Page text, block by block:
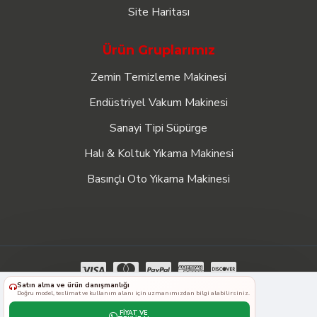
Satın alma ve ürün danışmanlığı
Doğru model, teslimat ve kullanım alanı için uzmanımızdan bilgi alabilirsiniz.
FIYAT VE
Site Haritası
Ürün Gruplarımız
Zemin Temizleme Makinesi
Endüstriyel Vakum Makinesi
Sanayi Tipi Süpürge
Halı & Koltuk Yıkama Makinesi
Basınçlı Oto Yıkama Makinesi
Dass Global © 2023 - 2026, Tüm Hakları Saklıdır.